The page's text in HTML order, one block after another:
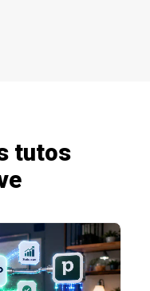
tutos